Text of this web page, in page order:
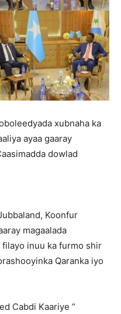
xubnaha ka
ayaa gaaray
dowlad
Koonfur
magaalada
filayo inuu ka furmo shir
Qaranka iyo
Cabdi Kaariye ”